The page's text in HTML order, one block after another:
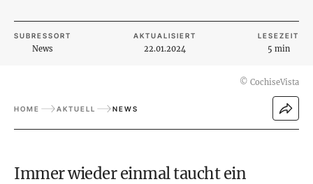
SUBRESSORT
News
AKTUALISIERT
22.01.2024
LESEZEIT
5 min
© CochiseVista
HOME AKTUELL NEWS
Immer wieder einmal taucht ein